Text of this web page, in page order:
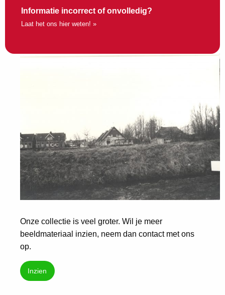
Informatie incorrect of onvolledig?
Laat het ons hier weten! »
Onze collectie is veel groter. Wil je meer
beeldmateriaal inzien, neem dan contact met ons
op.
Inzien